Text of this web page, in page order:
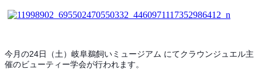
今月の24日（土）岐阜鵜飼いミュージアム にてクラウンジュエル主
催のビューティー学会が行われます。